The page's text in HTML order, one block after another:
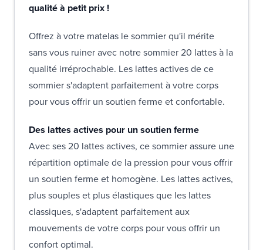
qualité à petit prix !
Offrez à votre matelas le sommier qu'il mérite
sans vous ruiner avec notre sommier 20 lattes à la
qualité irréprochable. Les lattes actives de ce
sommier s'adaptent parfaitement à votre corps
pour vous offrir un soutien ferme et confortable.
Des lattes actives pour un soutien ferme
Avec ses 20 lattes actives, ce sommier assure une
répartition optimale de la pression pour vous offrir
un soutien ferme et homogène. Les lattes actives,
plus souples et plus élastiques que les lattes
classiques, s'adaptent parfaitement aux
mouvements de votre corps pour vous offrir un
confort optimal.